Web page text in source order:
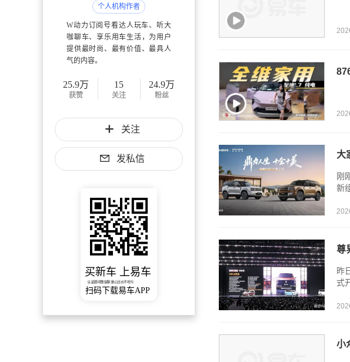
个人机构作者
W动力订阅号看达人玩车、听大
咖聊车、享乐用车生活，为用户
提供最时尚、最有价值、最具人
气的内容。
25.9万
获赞
15
关注
24.9万
粉丝
关注
发私信
买新车 上易车
认证顾问微信聊 放心比价不吃亏
扫码下载易车APP
大
刚
新
尊
昨
式
小